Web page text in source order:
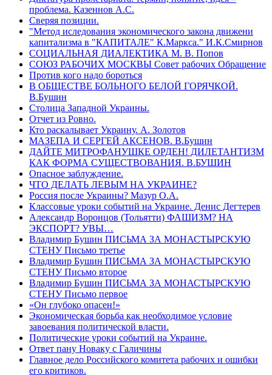
проблема. Казеннов А.С.
Сверяя позиции.
"Метод иследования экономического закона движени
капитализма в "КАПИТАЛЕ" К.Маркса." И.К.Смирнов
СОЦИАЛЬНАЯ ДИАЛЕКТИКА М. В. Попов
СОЮЗ РАБОЧИХ МОСКВЫ Совет рабочих Обращение
Против кого надо бороться
В ОБЩЕСТВЕ БОЛЬНОГО БЕЛОЙ ГОРЯЧКОЙ.
В.Бушин
Столица Западной Украины.
Отчет из Ровно.
Кто раскалывает Украину. А. Золотов
МАЗЕПА И СЕРГЕЙ АКСЕНОВ. В.Бушин
ДАЙТЕ МИТРОФАНУШКЕ ОРДЕН! ДИЛЕТАНТИЗМ
КАК ФОРМА СУЩЕСТВОВАНИЯ. В.БУШИН
Опасное заблуждение.
ЧТО ДЕЛАТЬ ЛЕВЫМ НА УКРАИНЕ?
Россия после Украины? Мазур О.А.
Классовые уроки событий на Украине. Денис Дегтeрев
Александр Воронцов (Тольятти) ФАШИЗМ? НА
ЭКСПОРТ? УВЫ…
Владимир Бушин ПИСЬМА ЗА МОНАСТЫРСКУЮ
СТЕНУ Письмо третье
Владимир Бушин ПИСЬМА ЗА МОНАСТЫРСКУЮ
СТЕНУ Письмо второе
Владимир Бушин ПИСЬМА ЗА МОНАСТЫРСКУЮ
СТЕНУ Письмо первое
«Он глубоко опасен!»
Экономическая борьба как необходимое условие
завоевания политической власти.
Политические уроки событий на Украине.
Ответ пану Новаку с Галичины
Главное дело Российского комитета рабочих и ошибки
его критиков.